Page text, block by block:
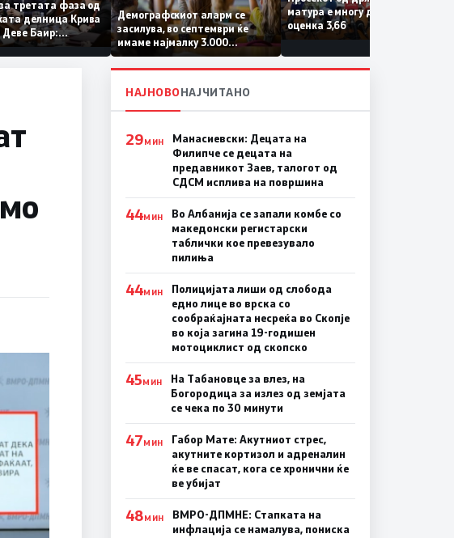
за третата фаза од
делница Крива
– Деве Баир:
нема да заврши на
тунел во слепа
Демографскиот аларм се
засилува, во септември ќе
имаме најмалку 3.000
првачиња помалку
матура е многу добар со
оценка 3,66
НАЈНОВОНАЈЧИТАНО
29МИН
Манасиевски: Децата на
Филипче се децата на
предавникот Заев, талогот од
СДСМ исплива на површина
44МИН
Во Албанија се запали комбе со
македонски регистарски
таблички кое превезувало
пилиња
44МИН
Полицијата лиши од слобода
едно лице во врска со
сообраќајната несреќа во Скопје
во која загина 19-годишен
мотоциклист од скопско
45МИН
На Табановце за влез, на
Богородица за излез од земјата
се чека по 30 минути
47МИН
Габор Мате: Акутниот стрес,
акутните кортизол и адреналин
ќе ве спасат, кога се хронични ќе
ве убијат
48МИН
ВМРО-ДПМНЕ: Стапката на
инфлација се намалува, пониска